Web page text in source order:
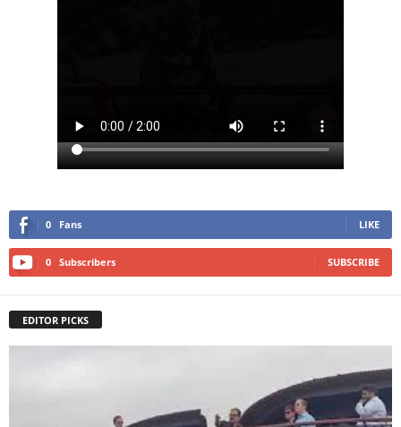
0 Fans LIKE
0 Subscribers SUBSCRIBE
EDITOR PICKS